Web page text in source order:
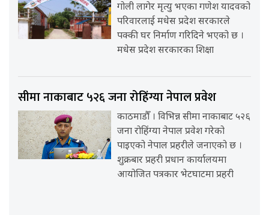
गोली लागेर मृत्यु भएका गणेश यादवको
परिवारलाई मधेस प्रदेश सरकारले
पक्की घर निर्माण गरिदिने भएको छ ।
मधेस प्रदेश सरकारका शिक्षा
सीमा नाकाबाट ५२६ जना रोहिंग्या नेपाल प्रवेश
काठमाडौँ । विभिन्न सीमा नाकाबाट ५२६
जना रोहिंग्या नेपाल प्रवेश गरेको
पाइएको नेपाल प्रहरीले जनाएको छ ।
शुक्रबार प्रहरी प्रधान कार्यालयमा
आयोजित पत्रकार भेटघाटमा प्रहरी